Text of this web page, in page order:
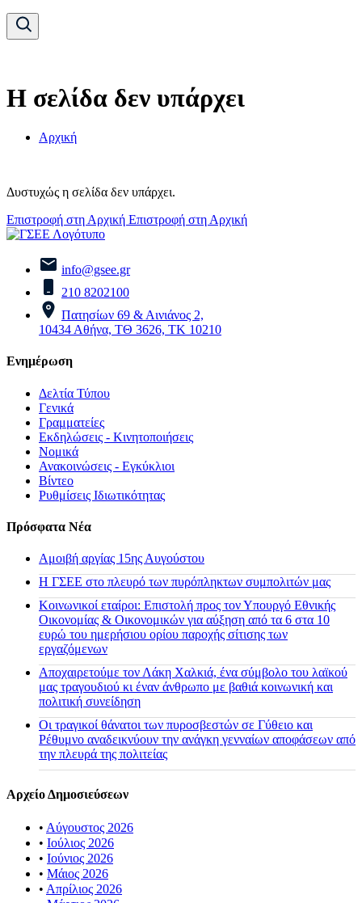
Η σελίδα δεν υπάρχει
Αρχική
Δυστυχώς η σελίδα δεν υπάρχει.
Επιστροφή στη Αρχική Επιστροφή στη Αρχική
info@gsee.gr
210 8202100
Πατησίων 69 & Αινιάνος 2,
10434 Αθήνα, ΤΘ 3626, ΤΚ 10210
Ενημέρωση
Δελτία Τύπου
Γενικά
Γραμματείες
Εκδηλώσεις - Κινητοποιήσεις
Νομικά
Ανακοινώσεις - Εγκύκλιοι
Βίντεο
Ρυθμίσεις Ιδιωτικότητας
Πρόσφατα Νέα
Αμοιβή αργίας 15ης Αυγούστου
H ΓΣΕΕ στο πλευρό των πυρόπληκτων συμπολιτών μας
Κοινωνικοί εταίροι: Επιστολή προς τον Υπουργό Εθνικής
Οικονομίας & Οικονομικών για αύξηση από τα 6 στα 10
ευρώ του ημερήσιου ορίου παροχής σίτισης των
εργαζόμενων
Αποχαιρετούμε τον Λάκη Χαλκιά, ένα σύμβολο του λαϊκού
μας τραγουδιού κι έναν άνθρωπο με βαθιά κοινωνική και
πολιτική συνείδηση
Οι τραγικοί θάνατοι των πυροσβεστών σε Γύθειο και
Ρέθυμνο αναδεικνύουν την ανάγκη γενναίων αποφάσεων από
την πλευρά της πολιτείας
Αρχείο Δημοσιεύσεων
• Αύγουστος 2026
• Ιούλιος 2026
• Ιούνιος 2026
• Μάιος 2026
• Απρίλιος 2026